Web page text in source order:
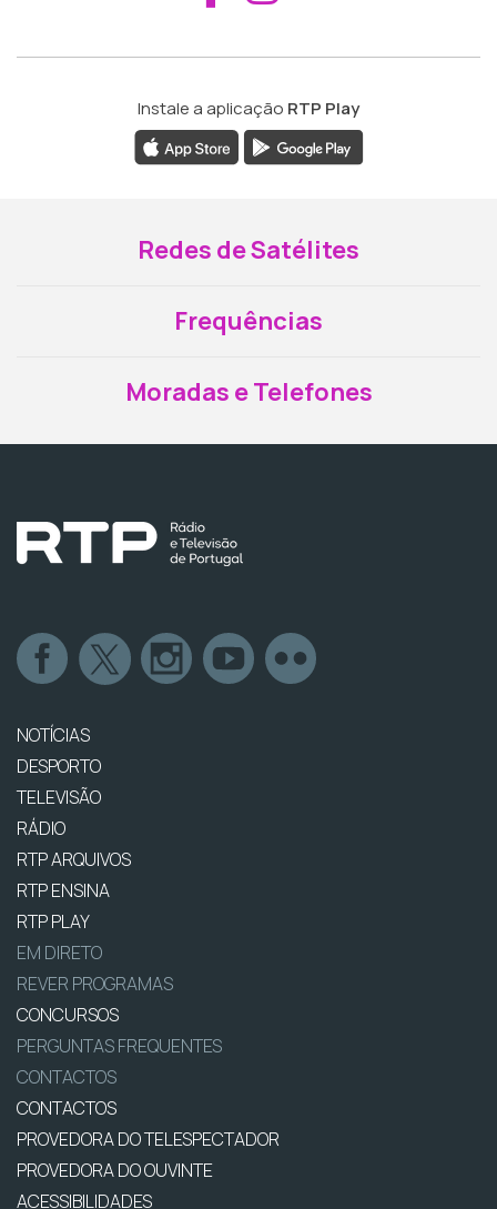
Instale a aplicação RTP Play
Redes de Satélites
Frequências
Moradas e Telefones
NOTÍCIAS
DESPORTO
TELEVISÃO
RÁDIO
RTP ARQUIVOS
RTP ENSINA
RTP PLAY
EM DIRETO
REVER PROGRAMAS
CONCURSOS
PERGUNTAS FREQUENTES
CONTACTOS
CONTACTOS
PROVEDORA DO TELESPECTADOR
PROVEDORA DO OUVINTE
ACESSIBILIDADES